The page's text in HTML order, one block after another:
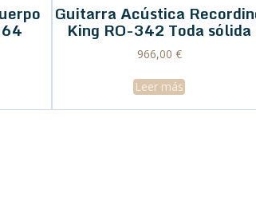
Guitarra Acústica
King RO-342 Toda sólida
966,00 €
Leer más